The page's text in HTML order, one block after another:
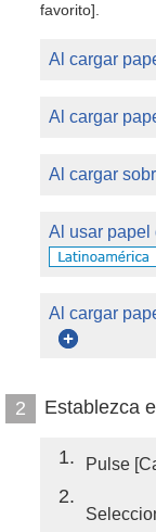
favorito].
Al cargar
Al cargar
Al cargar
Al usar papel
Al cargar
2 Establezca
1 Pulse
2